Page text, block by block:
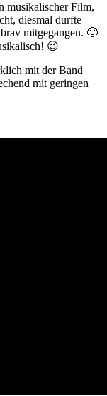
musikalischer Film,
diesmal durfte
mitgegangen. 🙂
😉
mit der Band
mit geringen